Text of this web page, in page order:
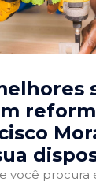
você procura